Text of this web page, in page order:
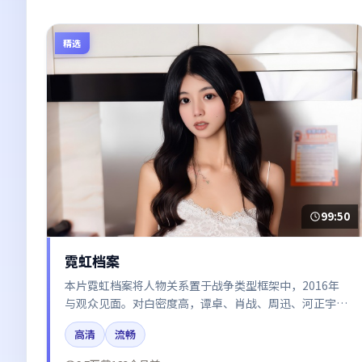
精选
99:50
霓虹档案
本片霓虹档案将人物关系置于战争类型框架中，2016年
与观众见面。对白密度高，谭卓、肖战、周迅、河正宇、
沈腾的台词节奏值得关注；整体气质偏韩国都市与冷色调
摄影。
高清
流畅